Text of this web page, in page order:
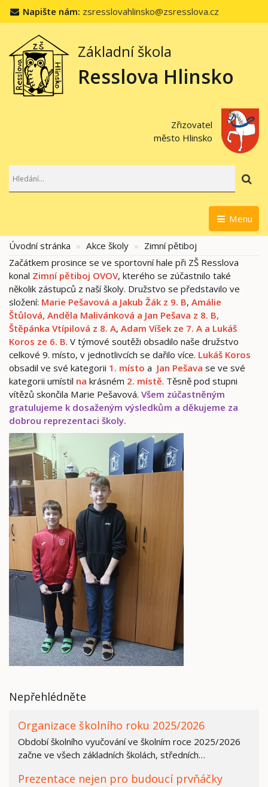
Napište nám: zsresslovahlinsko@zsresslova.cz
Základní škola
Resslova Hlinsko
Zřizovatel
město Hlinsko
Menu
Úvodní stránka Akce školy
Zimní pětiboj
Začátkem prosince se ve sportovní hale při ZŠ Resslova
konal Zimní pětiboj OVOV, kterého se zúčastnilo také
několik zástupců z naší školy. Družstvo se představilo ve
složení: Marie Pešavová a Jakub Žák z 9. B, Amálie
Štůlová, Anděla Malivánková a Jan Pešava z 8. B,
Štěpánka Vtípilová z 8. A, Adam Víšek ze 7. A a Lukáš
Koros ze 6. B. V týmové soutěži obsadilo naše družstvo
celkové 9. místo, v jednotlivcích se dařilo více. Lukáš Koros
obsadil ve své kategorii 1. místo a Jan Pešava se ve své
kategorii umístil na krásném 2. místě. Těsně pod stupni
vítězů skončila Marie Pešavová. Všem zúčastněným
gratulujeme k dosaženým výsledkům a děkujeme za
dobrou reprezentaci školy.
Nepřehlédněte
Organizace školního roku 2025/2026
Období školního vyučování ve školním roce 2025/2026
začne ve všech základních školách, středních…
Prezentace nejen pro budoucí prvňáčky